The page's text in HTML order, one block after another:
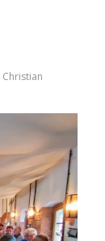
Christian